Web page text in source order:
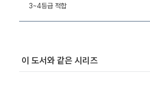
3~4등급 적합
이 도서와 같은 시리즈